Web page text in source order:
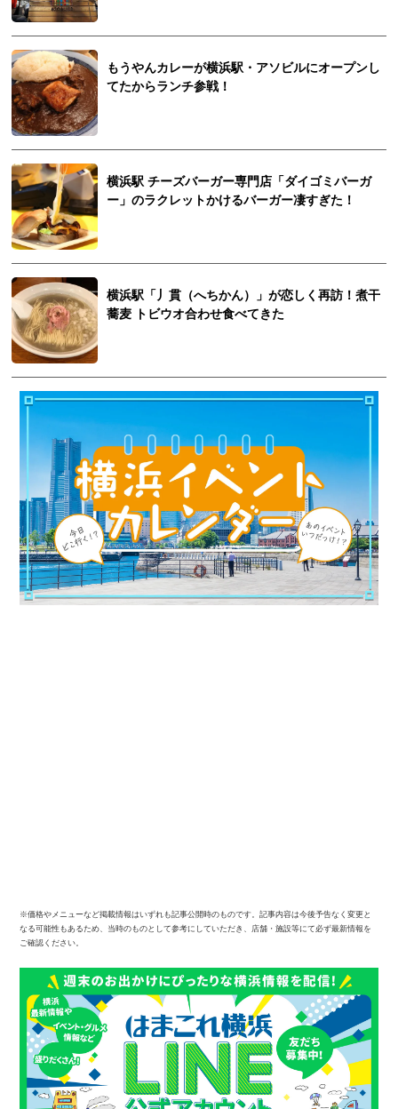
もうやんカレーが横浜駅・アソビルにオープンし
てたからランチ参戦！
横浜駅 チーズバーガー専門店「ダイゴミバーガ
ー」のラクレットかけるバーガー凄すぎた！
横浜駅「丿貫（へちかん）」が恋しく再訪！煮干
蕎麦 トビウオ合わせ食べてきた
※価格やメニューなど掲載情報はいずれも記事公開時のものです。記事内容は今後予告なく変更と
なる可能性もあるため、当時のものとして参考にしていただき、店舗・施設等にて必ず最新情報を
ご確認ください。